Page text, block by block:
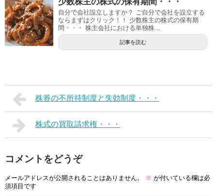
自分で会社設立しますか？ ご自分で会社を設立する
ならまずはクリック！！ 少数株主の株式の保有期
間・・・ 株主会社における単独株...
記事を読む
株券の不所持制度と失効制度・・・
株式の買取請求権・・・
コメントをどうぞ
メールアドレスが公開されることはありません。 ※ が付いている欄は必
須項目です